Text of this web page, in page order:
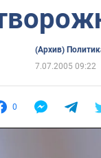
(Архив)
7.07.2005 09:22
0